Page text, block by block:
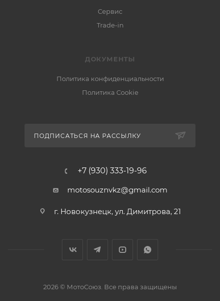
Сервис
Trade-in
ДОКУМЕНТЫ
Политика конфиденциальности
Политика Cookie
ПОДПИСАТЬСЯ НА РАССЫЛКУ
+7 (930) 333-19-96
motosouznvkz@gmail.com
г. Новокузнецк, ул. Димитрова, 21
2026 © МотоСоюз. Все права защищены